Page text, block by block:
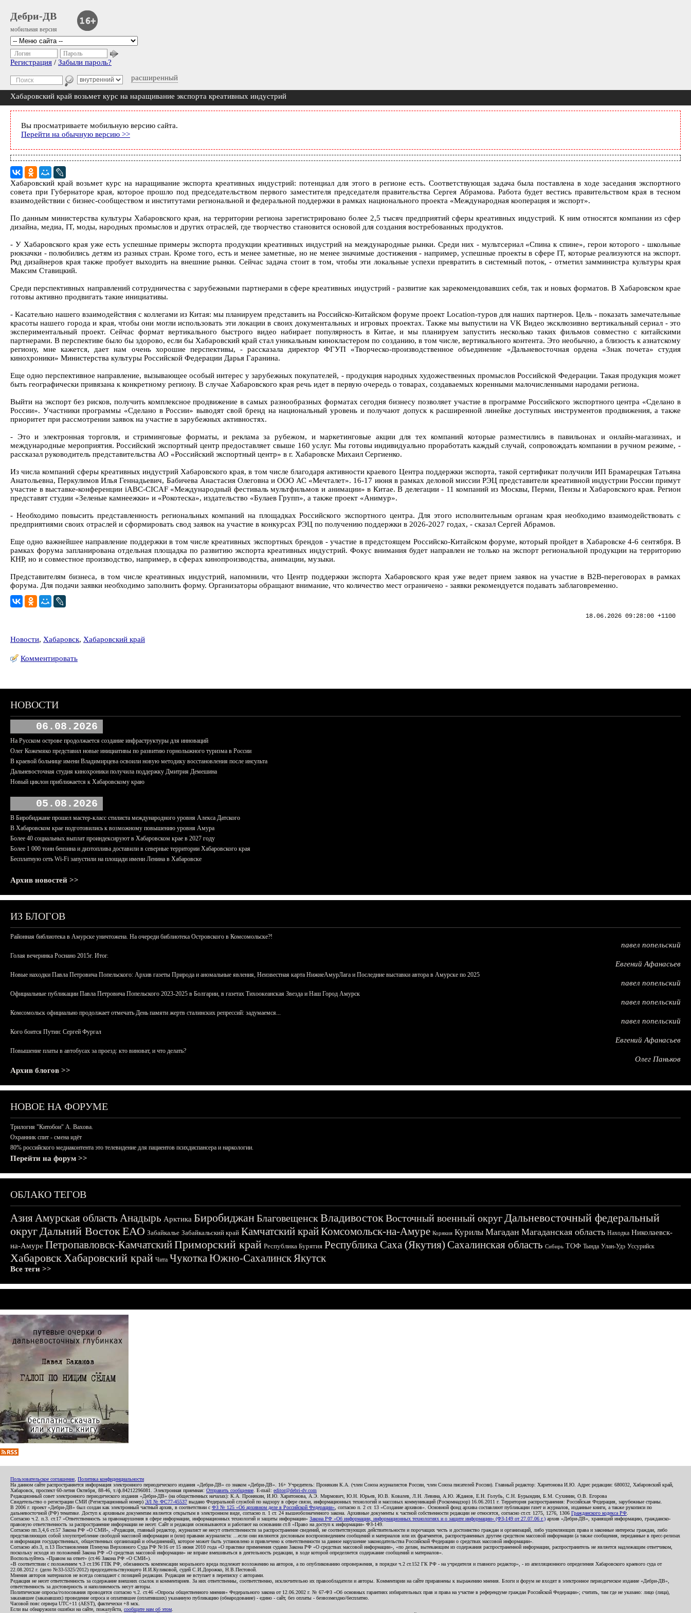
Дебри-ДВ
мобильная версия
расширенный
Логин Пароль
Регистрация / Забыли пароль?
Хабаровский край возьмет курс на наращивание экспорта креативных индустрий
Вы просматриваете мобильную версию сайта.
Перейти на обычную версию >>
Хабаровский край возьмет курс на наращивание экспорта креативных индустрий: потенциал для этого в регионе есть. Соответствующая задача была поставлена в ходе заседания экспортного
совета при Губернаторе края, которое прошло под председательством первого заместителя председателя правительства Сергея Абрамова. Работа будет вестись правительством края в тесном
взаимодействии с бизнес‑сообществом и институтами региональной и федеральной поддержки в рамках национального проекта «Международная кооперация и экспорт».
По данным министерства культуры Хабаровского края, на территории региона зарегистрировано более 2,5 тысяч предприятий сферы креативных индустрий. К ним относятся компании из сфер
дизайна, медиа, IT, моды, народных промыслов и других отраслей, где творчество становится основой для создания востребованных продуктов.
- У Хабаровского края уже есть успешные примеры экспорта продукции креативных индустрий на международные рынки. Среди них - мультсериал «Спина к спине», герои которого - школьные
рюкзачки - полюбились детям из разных стран. Кроме того, есть и менее заметные, но не менее значимые достижения - например, успешные проекты в сфере IT, которые реализуются на экспорт.
Ряд дизайнеров края также пробует выходить на внешние рынки. Сейчас задача стоит в том, чтобы эти локальные успехи превратить в системный поток, - отметил замминистра культуры края
Максим Ставицкий.
Среди перспективных направлений сотрудничества с зарубежными партнерами в сфере креативных индустрий - развитие как зарекомендовавших себя, так и новых форматов. В Хабаровском крае
готовы активно продвигать такие инициативы.
- Касательно нашего взаимодействия с коллегами из Китая: мы планируем представить на Российско‑Китайском форуме проект Location‑туров для наших партнеров. Цель - показать замечательные
красоты нашего города и края, чтобы они могли использовать эти локации в своих документальных и игровых проектах. Также мы выпустили на VK Видео эксклюзивно вертикальный сериал - это
экспериментальный проект. Сейчас формат вертикального быстрого видео набирает популярность в Китае, и мы планируем запустить несколько таких фильмов совместно с китайскими
партнерами. В перспективе было бы здорово, если бы Хабаровский край стал уникальным кинокластером по созданию, в том числе, вертикального контента. Это необычно, а близость к азиатскому
региону, мне кажется, дает нам очень хорошие перспективы, - рассказала директор ФГУП «Творческо-производственное объединение «Дальневосточная ордена «Знак почета» студия
кинохроники» Министерства культуры Российской Федерации Дарья Гаранина.
Еще одно перспективное направление, вызывающее особый интерес у зарубежных покупателей, - продукция народных художественных промыслов Российской Федерации. Такая продукция может
быть географически привязана к конкретному региону. В случае Хабаровского края речь идет в первую очередь о товарах, создаваемых коренными малочисленными народами региона.
Выйти на экспорт без рисков, получить комплексное продвижение в самых разнообразных форматах сегодня бизнесу позволяет участие в программе Российского экспортного центра «Сделано в
России». Участники программы «Сделано в России» выводят свой бренд на национальный уровень и получают допуск к расширенной линейке доступных инструментов продвижения, а также
приоритет при рассмотрении заявок на участие в зарубежных активностях.
- Это и электронная торговля, и стриминговые форматы, и реклама за рубежом, и маркетинговые акции для тех компаний которые разместились в павильонах и онлайн-магазинах, и
международные мероприятия. Российский экспортный центр предоставляет свыше 160 услуг. Мы готовы индивидуально проработать каждый случай, сопровождать компании в ручном режиме, -
рассказал руководитель представительства АО «Российский экспортный центр» в г. Хабаровске Михаил Сергиенко.
Из числа компаний сферы креативных индустрий Хабаровского края, в том числе благодаря активности краевого Центра поддержки экспорта, такой сертификат получили ИП Брамарецкая Татьяна
Анатольевна, Перкулимов Илья Геннадьевич, Бабичева Анастасия Олеговна и ООО АС «Мечталет». 16-17 июня в рамках деловой миссии РЭЦ представители креативной индустрии России примут
участие в выставке‑конференции iABC‑CICAF «Международный фестиваль мультфильмов и анимации» в Китае. В делегации - 11 компаний из Москвы, Перми, Пензы и Хабаровского края. Регион
представят студии «Зеленые камнеежки» и «Рокотеска», издательство «Булаев Групп», а также проект «Анимур».
- Необходимо повысить представленность региональных компаний на площадках Российского экспортного центра. Для этого исполнительным органам края необходимо взаимодействовать с
предприятиями своих отраслей и сформировать свод заявок на участие в конкурсах РЭЦ по получению поддержки в 2026-2027 годах, - сказал Сергей Абрамов.
Еще одно важнейшее направление поддержки в том числе креативных экспортных брендов - участие в предстоящем Российско-Китайском форуме, который пройдет в Хабаровске 4-6 сентября. В
рамках форума запланирована отдельная площадка по развитию экспорта креативных индустрий. Фокус внимания будет направлен не только на экспорт региональной продукции на территорию
КНР, но и совместное производство, например, в сферах кинопроизводства, анимации, музыки.
Представителям бизнеса, в том числе креативных индустрий, напомнили, что Центр поддержки экспорта Хабаровского края уже ведет прием заявок на участие в B2B‑переговорах в рамках
форума. Для подачи заявки необходимо заполнить форму. Организаторы обращают внимание, что количество мест ограничено - заявки рекомендуется подавать заблаговременно.
18.06.2026 09:28:00 +1100
Новости, Хабаровск, Хабаровский край
Комментировать
НОВОСТИ
06.08.2026
На Русском острове продолжается создание инфраструктуры для инноваций
Олег Кожемяко представил новые инициативы по развитию горнолыжного туризма в России
В краевой больнице имени Владимирцева освоили новую методику восстановления после инсульта
Дальневосточная студия кинохроники получила поддержку Дмитрия Демешина
Новый циклон приближается к Хабаровскому краю
05.08.2026
В Биробиджане прошел мастер-класс стилиста международного уровня Алекса Датского
В Хабаровском крае подготовились к возможному повышению уровня Амура
Более 40 социальных выплат проиндексируют в Хабаровском крае в 2027 году
Более 1 000 тонн бензина и дизтоплива доставили в северные территории Хабаровского края
Бесплатную сеть Wi-Fi запустили на площади имени Ленина в Хабаровске
Архив новостей >>
ИЗ БЛОГОВ
Районная библиотека в Амурске уничтожена. На очереди библиотека Островского в Комсомольске?!
павел попельский
Голая вечеринка Роснано 2015г. Итог.
Евгений Афанасьев
Новые находки Павла Петровича Попельского: Архив газеты Природа и аномальные явления, Неизвестная карта НижнеАмурЛага и Последние выставки автора в Амурске по 2025
павел попельский
Официальные публикации Павла Петровича Попельского 2023-2025 в Болгарии, в газетах Тихоокеанская Звезда и Наш Город Амурск
павел попельский
Комсомольск официально продолжает отмечать День памяти жертв сталинских репрессий: задумаемся...
павел попельский
Кого боится Путин: Сергей Фургал
Евгений Афанасьев
Повышение платы в автобусах за проезд: кто виноват, и что делать?
Олег Паньков
Архив блогов >>
НОВОЕ НА ФОРУМЕ
Трилогия "Китобои" А. Вахова.
Охранник спит - смена идёт
80% российского медиаконтента это телевидение для пациентов психдиспансера и наркологии.
Перейти на форум >>
ОБЛАКО ТЕГОВ
АзияАмурская область Анадырь Арктика БиробиджанБлаговещенскВладивостокВосточный военный округДальневосточный федеральный
округДальний ВостокЕАО Забайкалье Забайкальский край Камчатский крайКомсомольск-на-Амуре Корякия Курилы Магадан Магаданская область Находка Николаевск-
на-Амуре Петропавловск-КамчатскийПриморский край Республика Бурятия Республика Саха (Якутия) Сахалинская область Сибирь ТОФ Тында Улан-Удэ Уссурийск
ХабаровскХабаровский край Чита ЧукоткаЮжно-СахалинскЯкутск
Все теги >>
Пользовательское соглашение Политика конфиденциальности
На данном сайте распространяется информация электронного периодического издания «Дебри-ДВ» со знаком «Дебри-ДВ». 16+ Учредитель: Пронякин К.А. (член Союза журналистов России, член Союза писателей России). Главный редактор: Харитонова И.Ю. Адрес редакции: 680032, Хабаровский край,
Хабаровск, проспект 60-летия Октября, 88-46, т./ф.84212296081. Электронная приемная: Отправить сообщение . E-mail: editor@debri-dv.com
Редакционный совет электронного периодического издания «Дебри-ДВ» (на общественных началах): К.А. Пронякин, И.Ю. Харитонова, А.Э. Мирмович, Ю.Н. Юрьев, Ю.В. Ковалев, Л.Н. Левина, А.Ю. Жданов, Е.Н. Голубь, С.Н. Бурындин, Б.М. Сухинин, О.В. Егорова
Свидетельство о регистрации СМИ (Регистрационный номер) ЭЛ № ФС77-45537 выдано Федеральной службой по надзору в сфере связи, информационных технологий и массовых коммуникаций (Роскомнадзор) 16.06.2011 г. Территория распространения: Российская Федерация, зарубежные страны.
В 2006 г. проект «Дебри-ДВ» был создан как электронный частный архив, в соответствии с ФЗ № 125 «Об архивном деле в Российской Федерации» , согласно п. 2 ст. 13 «Создание архивов». Основной фонд архива составляют публикации газет и журналов, изданные книги, а также рукописи по
дальневосточной (РФ) тематике. Доступ к архивным документам является открытым в электронном виде, согласно п. 1 ст. 24 вышеобозначенного закона. Архивные документы к частной собственности редакции не относятся, согласно ст.ст. 1275, 1276, 1306 Гражданского кодекса РФ
Согласно ч.2. п.3. ст.17 «Ответственность за правонарушения в сфере информации, информационных технологий и защиты информации» Закона РФ «Об информации, информационных технологиях и о защите информации» (ФЗ-149 от 27.07.06 г.) архив «Дебри-ДВ», хранящий информацию, гражданско-
правовую ответственность за распространение информации не несет. Сайт и редакция основываются и работают на основании ст.8 «Право на доступ к информации» ФЗ-149.
Согласно пп.3,4,6 ст.57 Закона РФ «О СМИ», «Редакция, главный редактор, журналист не несут ответственности за распространение сведений, не соответствующих действительности и порочащих честь и достоинство граждан и организаций, либо ущемляющих права и законные интересы граждан, либо
представляющих собой злоупотребление свободой массовой информации и (или) правами журналиста: ...если они являются дословным воспроизведением сообщений и материалов или их фрагментов, распространенных другим средством массовой информации (а также сообщения, переданные в пресс-релизах
и информация государственных, общественных организаций и объединений), которое может быть установлено и привлечено к ответственности за данное нарушение законодательства Российской Федерации о средствах массовой информации».
Согласно абз.3, п.13 Постановления Пленума Верховного Суда РФ №16 от 15 июня 2010 года «О практике применения судами Закона РФ «О средствах массовой информации», «по делам, вытекающим из содержания распространенной информации, распространитель не является надлежащим ответчиком,
поскольку исходя из положений Закона РФ «О средствах массовой информации» не вправе вмешиваться в деятельность редакции, в ходе которой определяется содержание сообщений и материалов».
Воспользуйтесь «Правом на ответ» (ст.46 Закона РФ «О СМИ»).
«В соответствии с положением ч.3 ст.196 ГПК РФ, обязанность компенсации морального вреда подлежит возложению на авторов, а по опубликованию опровержения, в порядке ч.2 ст.152 ГК РФ - на учредителя и главного редактор», - из апелляционного определения Хабаровского краевого суда от
22.08.2012 г. (дело №33-5325/2012) председательствующего И.И.Куликовой, судей С.И.Дорожко, Н.В.Пестовой.
Мнения авторов материалов не всегда совпадают с позицией редакции. Редакция не вступает в переписку с авторами.
Редакция не несет ответственность за содержание внешних ссылок и комментариев. За них ответственны, соответственно, исключительно их правообладатели и авторы. Комментарии на сайте приравнены к выражению мнения. Блоги и форум не входят в электронное периодическое издание «Дебри-ДВ»,
ответственность за достоверность и наполняемость несут авторы.
Политические опросы/голосования проводятся согласно ч.2. ст.46 «Опросы общественного мнения» Федерального закона от 12.06.2002 г. № 67-ФЗ «Об основных гарантиях избирательных прав и права на участие в референдуме граждан Российской Федерации»; считать, там где не указано: лицо (лица),
заказавшее (заказавших) проведение опроса и оплатившее (оплативших) указанную публикацию (обнародование) - едино - сайт, без оплаты - безвозмездно/бесплатно.
Часовой пояс сервера UTC+11 (AEST), фактически +8 мск.
Если вы обнаружили ошибки на сайте, пожалуйста, сообщите нам об этом